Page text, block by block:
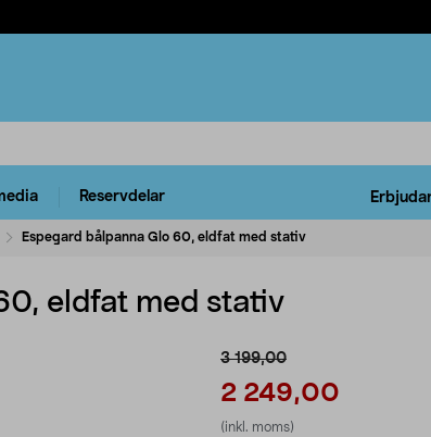
Reservdelar
Espegard bålpanna Glo 60, eldfat med stativ
eldfat med stativ
3 199,00
2 249,00
(inkl. moms)